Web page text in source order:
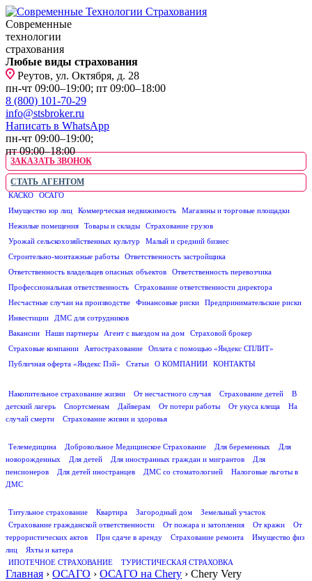
Современные
технологии
страхования
Любые виды страхования
Реутов, ул. Октября, д. 28
пн-чт 09:00–19:00; пт 09:00–18:00
8 (800) 101-70-29
info@stsbroker.ru
Написать в WhatsApp
пн-чт 09:00–19:00;
пт 09:00–18:00
ЗАКАЗАТЬ ЗВОНОК
СТАТЬ АГЕНТОМ
КАСКО ОСАГО
Имущество юр лиц
Коммерческая недвижимость
Магазины и торговые площадки
Нежилые помещения
Товары и склады
Страхование грузов
Урожай сельскохозяйственных культур
Малый и средний бизнес
Строительно-монтажные работы
Ответственность застройщика
Ответственность владельцев опасных объектов
Ответственность перевозчика
Профессиональная ответственность
Страхование ответственности директора
Несчастные случаи на производстве
Финансовые риски
Предпринимательские риски
Инвестиции
ДМС для сотрудников
Вакансии
Наши партнеры Агент с выездом на дом
Страховой брокер
Страховые компании
Автострахование
Оплата с помощью «Яндекс СПЛИТ»
Публичная оферта «Яндекс Пэй»
Статьи О КОМПАНИИ
КОНТАКТЫ
Накопительное страхование жизни
От несчастного случая Страхование детей
В
детский лагерь
Спортсменам Дайверам От потери работы От укуса клеща
На
случай смерти
Страхование жизни и здоровья
Телемедицина
Добровольное Медицинское Страхование Для беременных
Для
новорожденных
Для детей Для иностранных граждан и мигрантов
Для
пенсионеров
Для детей иностранцев ДМС со стоматологией
Налоговые льготы в
ДМС
Титульное страхование
Квартира Загородный дом
Земельный участок
Страхование гражданской ответственности
От пожара и затопления От кражи
От
террористических актов
При сдаче в аренду Страхование ремонта
Имущество физ
лиц
Яхты и катера
ИПОТЕЧНОЕ СТРАХОВАНИЕ
ТУРИСТИЧЕСКАЯ СТРАХОВКА
Главная › ОСАГО › ОСАГО на Chery › Chery Very